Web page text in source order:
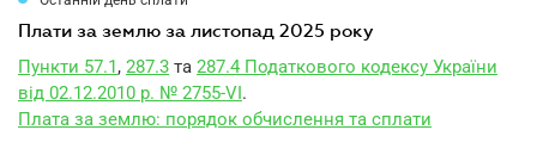
плати за землю за листопад 2025 року
Пункти 57.1, 287.3 та 287.4 Податкового кодексу України
від 02.12.2010 р. № 2755-VI.
Плата за землю: порядок обчислення та сплати